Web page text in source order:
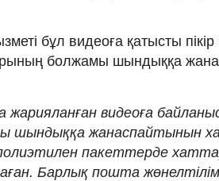
бұл видеоға қатысты пікір
болжамы шындыққа
жарияланған видеоға
шындыққа жанаспайтынын
пакеттерде
Барлық пошта